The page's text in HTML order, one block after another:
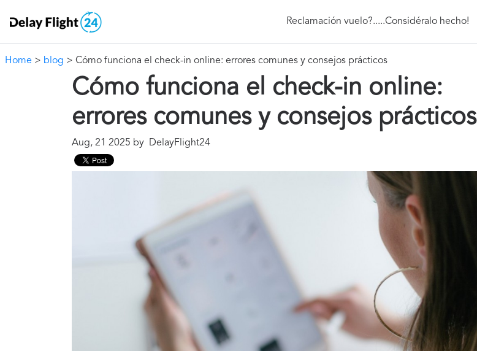
Reclamación vuelo?.....Considéralo hecho!
Home > blog > Cómo funciona el check-in online: errores comunes y consejos prácticos
Cómo funciona el check-in online:
errores comunes y consejos prácticos
Aug, 21 2025 by DelayFlight24